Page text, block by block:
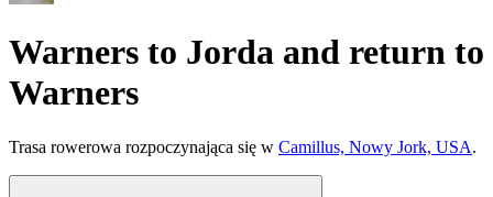
Warners to Jorda and return to
Warners
Trasa rowerowa rozpoczynająca się w Camillus, Nowy Jork, USA.